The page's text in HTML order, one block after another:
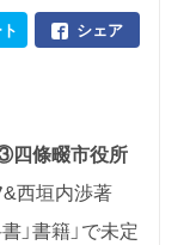
シェア
四條畷市役所
&西垣内渉著
」書籍」で未定